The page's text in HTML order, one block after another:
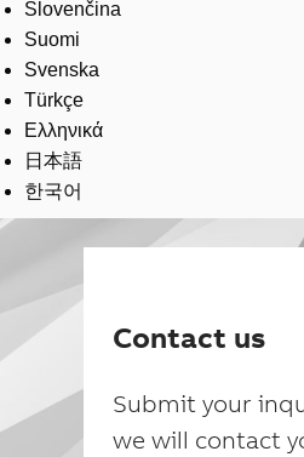
Slovenčina
Suomi
Svenska
Türkçe
Ελληνικά
日本語
한국어
Contact us
Submit your
we will contact